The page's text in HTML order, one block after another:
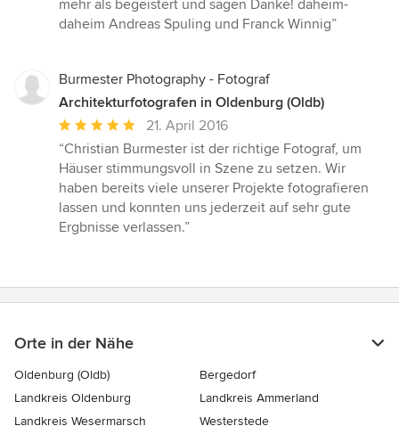
mehr als begeistert und sagen Danke! daheim-
daheim Andreas Spuling und Franck Winnig”
Burmester Photography - Fotograf
Architekturfotografen in Oldenburg (Oldb)
Durchschnittliche
Bewertung:
5
von
5
Sternen
21. April 2016
“Christian Burmester ist der richtige Fotograf, um
Häuser stimmungsvoll in Szene zu setzen. Wir
haben bereits viele unserer Projekte fotografieren
lassen und konnten uns jederzeit auf sehr gute
Ergbnisse verlassen.”
Orte in der Nähe
Oldenburg (Oldb)
Bergedorf
Landkreis Oldenburg
Landkreis Ammerland
Landkreis Wesermarsch
Westerstede